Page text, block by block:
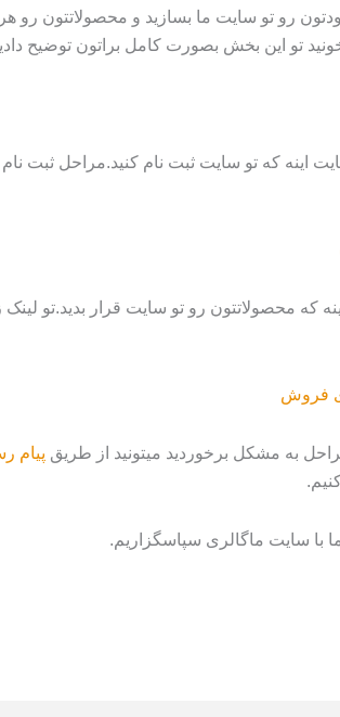
رو تو سایت ما بسازید و محصولاتتون رو
تو این بخش بصورت کامل براتون توضیح
اینه که تو سایت ثبت نام کنید.مراحل ثبت
اینه که محصولاتتون رو تو سایت قرار بدید.تو
فروش
به مشکل برخوردید میتونید از طریق پیام
با سایت ماگالری سپاسگزاریم.